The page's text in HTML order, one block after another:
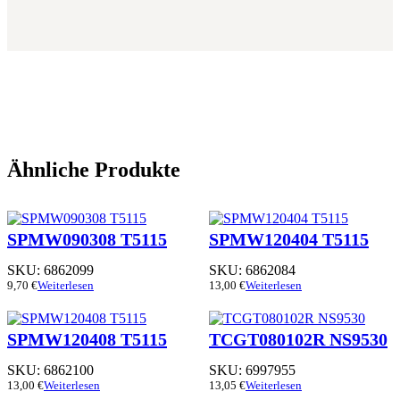
Ähnliche Produkte
SPMW090308 T5115
SKU: 6862099
9,70 €Weiterlesen
SPMW120404 T5115
SKU: 6862084
13,00 €Weiterlesen
SPMW120408 T5115
SKU: 6862100
13,00 €Weiterlesen
TCGT080102R NS9530
SKU: 6997955
13,05 €Weiterlesen